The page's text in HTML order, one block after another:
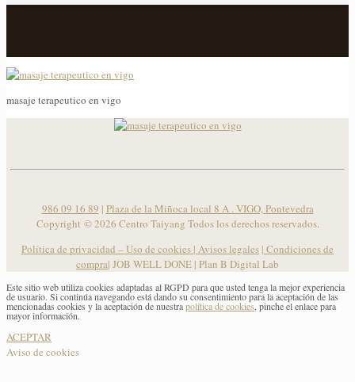
masaje terapeutico en vigo
986 09 16 89 | Plaza de la Miñoca local 8 A . VIGO, Pontevedra
Copyright ©2026 Centro Taiyang Todos los derechos reservados.
Política de privacidad – Uso de cookies | Avisos legales | Condiciones de
compra| JOB WELL DONE | Plan B Digital Lab
Este sitio web utiliza cookies adaptadas al RGPD para que usted tenga la mejor experiencia
de usuario. Si continúa navegando está dando su consentimiento para la aceptación de las
mencionadas cookies y la aceptación de nuestrapolítica de cookies , pinche el enlace para
mayor información.
ACEPTAR
Aviso de cookies